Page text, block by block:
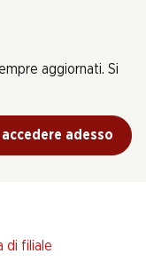
aggiornati. Si
accedere adesso
di filiale